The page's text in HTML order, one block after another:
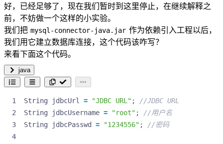
好，已经足够了，现在我们暂时到这里停止，在继续解释之
前，不妨做一个这样的小实验。
我们把 mysql-connector-java.jar 作为依赖引入工程以后，
我们用它建立数据库连接，这个代码该咋写？
来看下面这个代码。
java
String jdbcUrl = "JDBC URL" ;
//JDBC URL
String
jdbcUsername = "root" ;
//用户名
String
jdbcPasswd = "1234556" ; //密码